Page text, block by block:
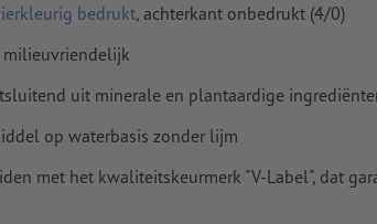
bedrukt, achterkant onbedrukt (4/0)
milieuvriendelijk
uit minerale en plantaardige
op waterbasis zonder lijm
met het kwaliteitskeurmerk "V-Label", dat